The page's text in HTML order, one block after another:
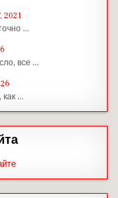
2021
…
все …
как …